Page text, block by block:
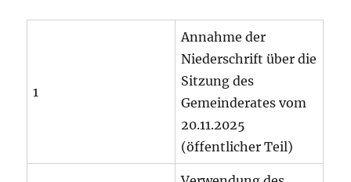
1
Annahme der
Niederschrift über die
Sitzung des
Gemeinderates vom
20.11.2025
(öffentlicher Teil)